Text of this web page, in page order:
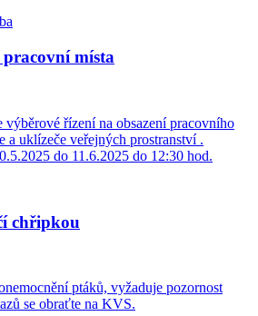
místa
řízení na obsazení pracovního
a uklízeče veřejných prostranství .
do 11.6.2025 do 12:30 hod.
chřipkou
ptáků, vyžaduje pozornost
se obraťte na KVS.